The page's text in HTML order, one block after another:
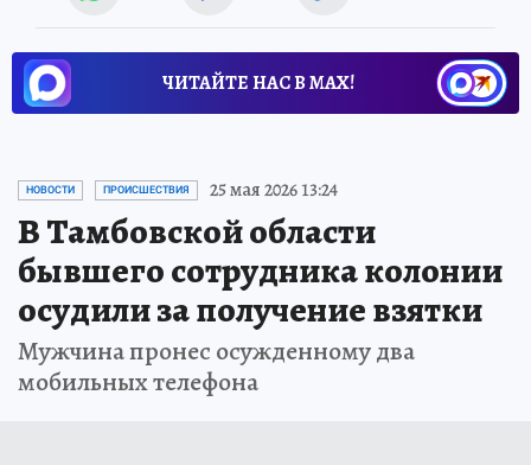
ЧИТАЙТЕ НАС В МАХ!
НОВОСТИ ПРОИСШЕСТВИЯ 25 мая 2026 13:24
В Тамбовской области
бывшего сотрудника колонии
осудили за получение взятки
Мужчина пронес осужденному два
мобильных телефона